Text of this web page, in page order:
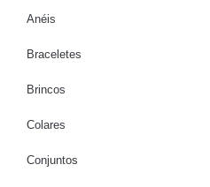
Anéis
Braceletes
Brincos
Colares
Conjuntos